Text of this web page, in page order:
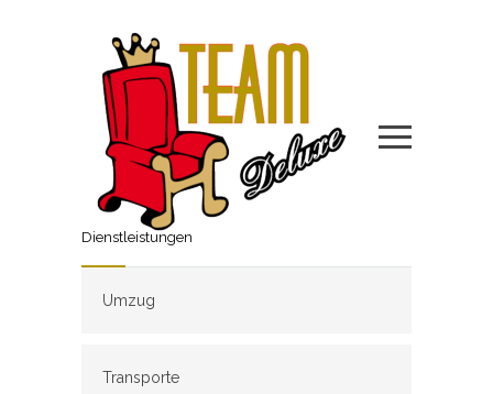
Dienstleistungen
Umzug
Transporte